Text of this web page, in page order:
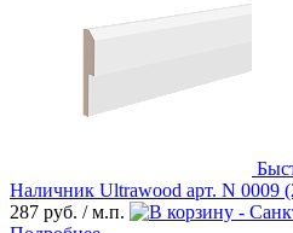
Наличник Ultrawood арт. N 0009
287 руб. / м.п.